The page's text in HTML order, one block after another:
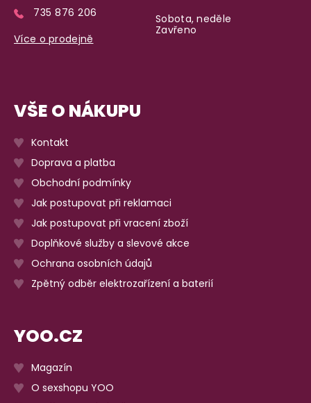
735 876 206
Více o prodejně
Sobota, neděle
Zavřeno
VŠE O NÁKUPU
Kontakt
Doprava a platba
Obchodní podmínky
Jak postupovat při reklamaci
Jak postupovat při vracení zboží
Doplňkové služby a slevové akce
Ochrana osobních údajů
Zpětný odběr elektrozařízení a baterií
YOO.CZ
Magazín
O sexshopu YOO